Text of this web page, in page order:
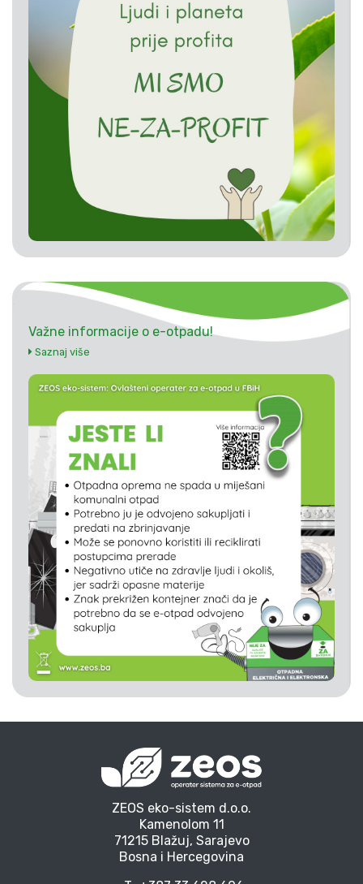
Važne informacije o e-otpadu!
Saznaj više
ZEOS eko-sistem d.o.o.
Kamenolom 11
71215 Blažuj, Sarajevo
Bosna i Hercegovina